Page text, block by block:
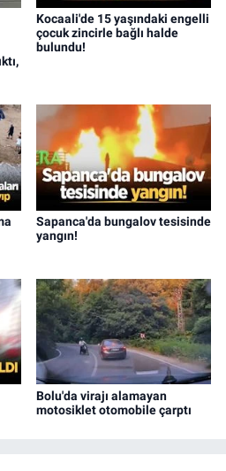
Kocaali'de 15 yaşındaki engelli
çocuk zincirle bağlı halde
bulundu!
Sapanca'da bungalov tesisinde
yangın!
Bolu'da virajı alamayan
motosiklet otomobile çarptı